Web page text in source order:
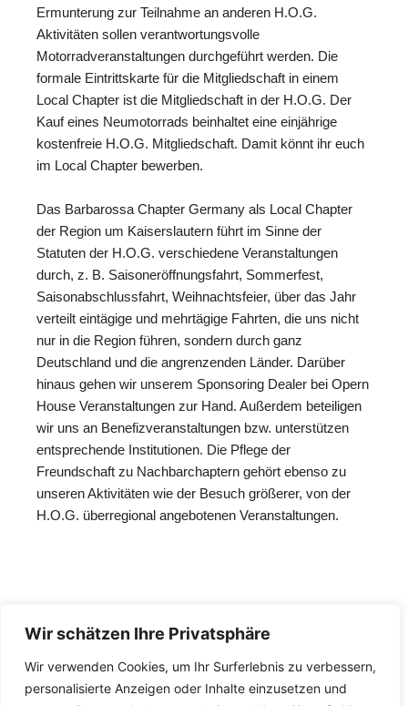
Wir schätzen Ihre Privatsphäre
Wir verwenden Cookies, um Ihr Surferlebnis zu verbessern,
personalisierte Anzeigen oder Inhalte einzusetzen und
Ermunterung zur Teilnahme an anderen H.O.G.
Aktivitäten sollen verantwortungsvolle
Motorradveranstaltungen durchgeführt werden. Die
formale Eintrittskarte für die Mitgliedschaft in einem
Local Chapter ist die Mitgliedschaft in der H.O.G. Der
Kauf eines Neumotorrads beinhaltet eine einjährige
kostenfreie H.O.G. Mitgliedschaft. Damit könnt ihr euch
im Local Chapter bewerben.
Das Barbarossa Chapter Germany als Local Chapter
der Region um Kaiserslautern führt im Sinne der
Statuten der H.O.G. verschiedene Veranstaltungen
durch, z. B. Saisoneröffnungsfahrt, Sommerfest,
Saisonabschlussfahrt, Weihnachtsfeier, über das Jahr
verteilt eintägige und mehrtägige Fahrten, die uns nicht
nur in die Region führen, sondern durch ganz
Deutschland und die angrenzenden Länder. Darüber
hinaus gehen wir unserem Sponsoring Dealer bei Opern
House Veranstaltungen zur Hand. Außerdem beteiligen
wir uns an Benefizveranstaltungen bzw. unterstützen
entsprechende Institutionen. Die Pflege der
Freundschaft zu Nachbarchaptern gehört ebenso zu
unseren Aktivitäten wie der Besuch größerer, von der
H.O.G. überregional angebotenen Veranstaltungen.
Barbarossa-Chapter-Germany